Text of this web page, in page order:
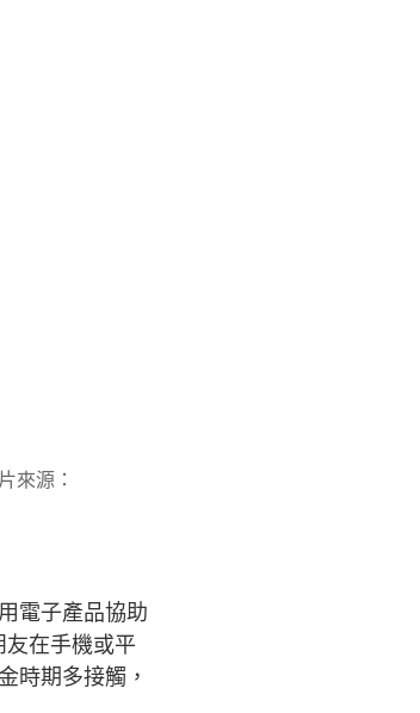
來源：
電子產品協助
在手機或平
時期多接觸，